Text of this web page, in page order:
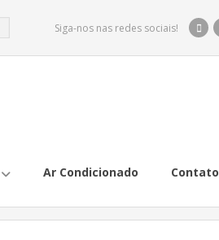
Siga-nos nas redes sociais!
Ar Condicionado Contato